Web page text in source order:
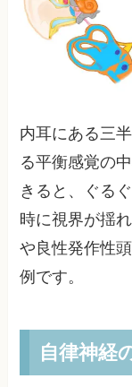
内耳にある三
る平衡感覚の
きると、ぐる
時に視界が揺
や良性発作性
例です。
自律神経